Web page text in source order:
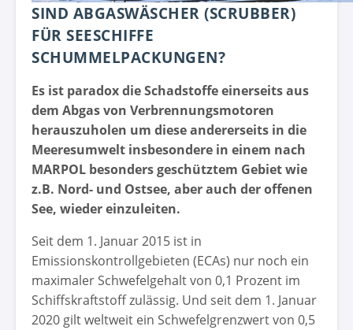
SIND ABGASWÄSCHER (SCRUBBER)
FÜR SEESCHIFFE
SCHUMMELPACKUNGEN?
Es ist paradox die Schadstoffe einerseits aus
dem Abgas von Verbrennungsmotoren
herauszuholen um diese andererseits in die
Meeresumwelt insbesondere in einem nach
MARPOL besonders geschütztem Gebiet wie
z.B. Nord- und Ostsee, aber auch der offenen
See, wieder einzuleiten.
Seit dem 1. Januar 2015 ist in
Emissionskontrollgebieten (ECAs) nur noch ein
maximaler Schwefelgehalt von 0,1 Prozent im
Schiffskraftstoff zulässig. Und seit dem 1. Januar
2020 gilt weltweit ein Schwefelgrenzwert von 0,5